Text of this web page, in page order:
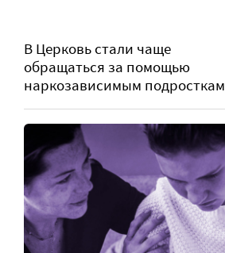
В Церковь стали чаще
обращаться за помощью
наркозависимым подросткам